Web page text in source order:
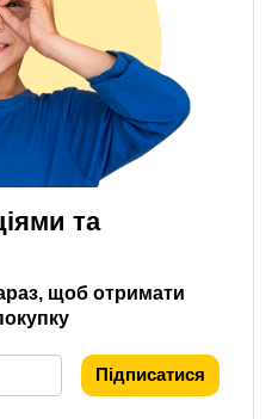
та
щоб отримати
Підписатися